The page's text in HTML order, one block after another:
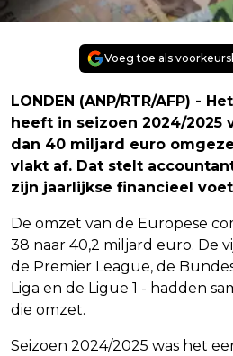
Voeg toe als
LONDEN (ANP/RTR/AFP) -
heeft in seizoen 2024/2025
dan 40 miljard euro
vlakt af. Dat stelt
zijn jaarlijkse financieel
De omzet van de Europese
38 naar 40,2 miljard euro. De
de Premier League, de
Liga en de Ligue 1 - hadden
die omzet.
Seizoen 2024/2025 was het